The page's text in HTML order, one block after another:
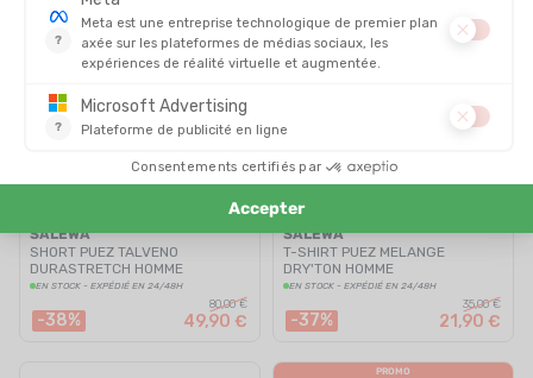
SALEWA
SHORT PUEZ TALVENO
DURASTRETCH HOMME
EN STOCK - EXPÉDIÉ EN 24/48H
-38%
80,00 €
49,90 €
SALEWA
T-SHIRT PUEZ MELANGE
DRY'TON HOMME
EN STOCK - EXPÉDIÉ EN 24/48H
-37%
35,00 €
21,90 €
PROMO